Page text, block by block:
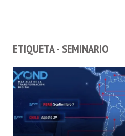
ETIQUETA - SEMINARIO